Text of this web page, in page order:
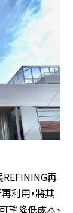
再
利用，將其
望降低成本、